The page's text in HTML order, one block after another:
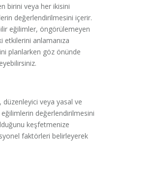
birini veya her ikisini
değerlendirilmesini içerir.
eğilimler, öngörülemeyen
anlamanıza
planlarken göz önünde
veya yasal ve
eğilimlerin değerlendirilmesini
keşfetmenize
faktörleri belirleyerek